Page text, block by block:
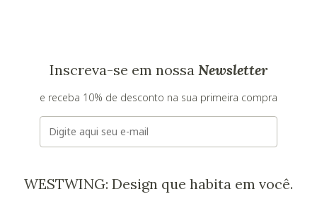
Inscreva-se em nossa Newsletter
e receba 10% de desconto na sua primeira compra
E-mail
WESTWING: Design que habita em você.